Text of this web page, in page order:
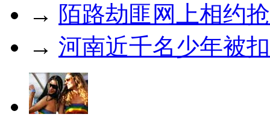
→ 陌路劫匪网上相约
→ 河南近千名少年被